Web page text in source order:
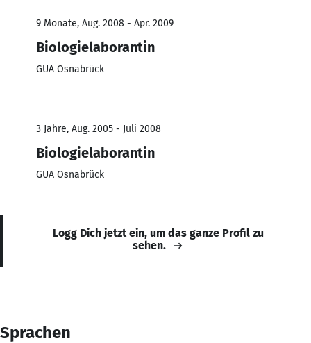
9 Monate, Aug. 2008 - Apr. 2009
Biologielaborantin
GUA Osnabrück
3 Jahre, Aug. 2005 - Juli 2008
Biologielaborantin
GUA Osnabrück
Logg Dich jetzt ein, um das ganze Profil zu
sehen.
Sprachen